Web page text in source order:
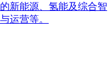
新能源、氢能及综合智
运营等。